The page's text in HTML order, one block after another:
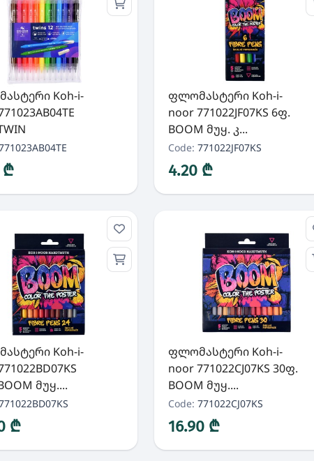
Koh-i-
₾
ფლომასტერი Koh-i-
noor 771022JF07KS 6ფ.
BOOM მუყ. კ...
Code: 771022JF07KS
4.20 ₾
Koh-i-
მუყ....
₾
ფლომასტერი Koh-i-
noor 771022CJ07KS 30ფ.
BOOM მუყ....
Code: 771022CJ07KS
16.90 ₾